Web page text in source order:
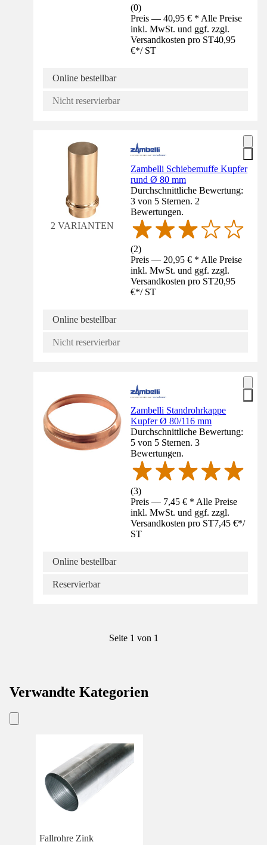
(0)
Preis — 40,95 € * Alle Preise
inkl. MwSt. und ggf. zzgl.
Versandkosten pro ST40,95
€*/ ST
Online bestellbar
Nicht reservierbar
2 VARIANTEN
Zambelli Schiebemuffe Kupfer
rund Ø 80 mm
Durchschnittliche Bewertung:
3 von 5 Sternen. 2
Bewertungen.
(2)
Preis — 20,95 € * Alle Preise
inkl. MwSt. und ggf. zzgl.
Versandkosten pro ST20,95
€*/ ST
Online bestellbar
Nicht reservierbar
Zambelli Standrohrkappe
Kupfer Ø 80/116 mm
Durchschnittliche Bewertung:
5 von 5 Sternen. 3
Bewertungen.
(3)
Preis — 7,45 € * Alle Preise
inkl. MwSt. und ggf. zzgl.
Versandkosten pro ST7,45 €*/
ST
Online bestellbar
Reservierbar
Seite 1 von 1
Verwandte Kategorien
Fallrohre Zink